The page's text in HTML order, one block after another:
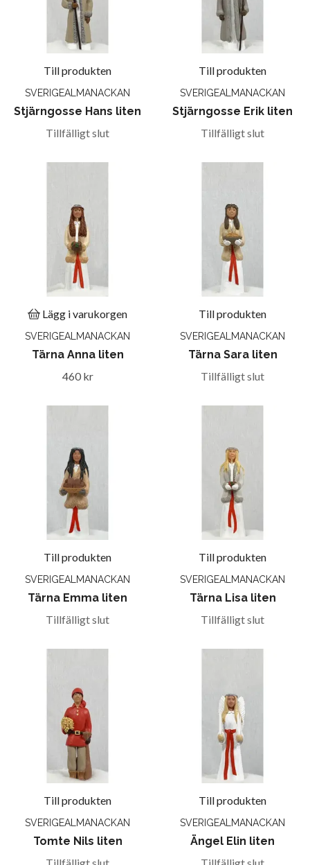
Till produkten
SVERIGEALMANACKAN
Stjärngosse Hans liten
Tillfälligt slut
Till produkten
SVERIGEALMANACKAN
Stjärngosse Erik liten
Tillfälligt slut
Lägg i varukorgen
SVERIGEALMANACKAN
Tärna Anna liten
460 kr
Till produkten
SVERIGEALMANACKAN
Tärna Sara liten
Tillfälligt slut
Till produkten
SVERIGEALMANACKAN
Tärna Emma liten
Tillfälligt slut
Till produkten
SVERIGEALMANACKAN
Tärna Lisa liten
Tillfälligt slut
Till produkten
SVERIGEALMANACKAN
Tomte Nils liten
Till produkten
SVERIGEALMANACKAN
Ängel Elin liten